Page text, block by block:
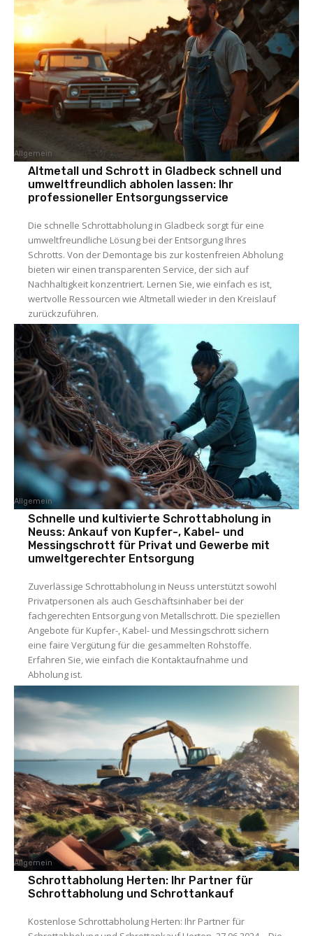
Allgemein
Altmetall und Schrott in Gladbeck schnell und
umweltfreundlich abholen lassen: Ihr
professioneller Entsorgungsservice
Die schnelle Schrottabholung in Gladbeck sorgt für eine
umweltfreundliche Lösung bei der Entsorgung Ihres
Schrotts. Von der Demontage bis zur kostenfreien Abholung
bieten wir einen transparenten Service, der sich auf
Nachhaltigkeit konzentriert. Lernen Sie, wie einfach es ist,
wertvolle Ressourcen wie Altmetall wieder in den Kreislauf
zurückzuführen.
Allgemein
Schnelle und kultivierte Schrottabholung in
Neuss: Ankauf von Kupfer-, Kabel- und
Messingschrott für Privat und Gewerbe mit
umweltgerechter Entsorgung
Zuverlässige Schrottabholung in Neuss unterstützt sowohl
Privatpersonen als auch Geschäftsinhaber bei der
fachgerechten Entsorgung von Metallschrott. Die speziellen
Angebote für Kupfer-, Kabel- und Messingschrott sichern
eine faire Vergütung für die gesammelten Rohstoffe.
Erfahren Sie, wie einfach die Kontaktaufnahme und
Abholung ist.
Allgemein
Schrottabholung Herten: Ihr Partner für
Schrottabholung und Schrottankauf
Kostenlose Schrottabholung Herten: Ihr Partner für